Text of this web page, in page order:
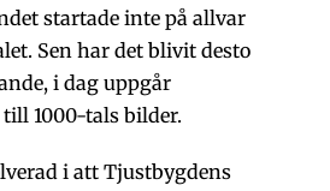
startade inte på allvar
Sen har det blivit desto
i dag uppgår
1000-tals bilder.
i att Tjustbygdens